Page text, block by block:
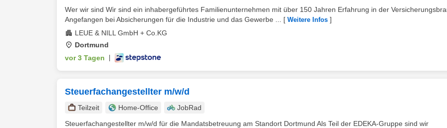
Wer wir sind Wir sind ein inhabergeführtes Familienunternehmen mit über 150 Jahren Erfahrung in der
Angefangen bei Absicherungen für die Industrie und das Gewerbe ...
[ Weitere Infos ]
LEUE & NILL GmbH + Co.KG
Dortmund
vor 3 Tagen
Steuerfachangestellter m/w/d
Teilzeit Home-Office
JobRad
Steuerfachangestellter m/w/d für die Mandatsbetreuung am Standort Dortmund Als Teil der EDEKA-Gruppe sind wir